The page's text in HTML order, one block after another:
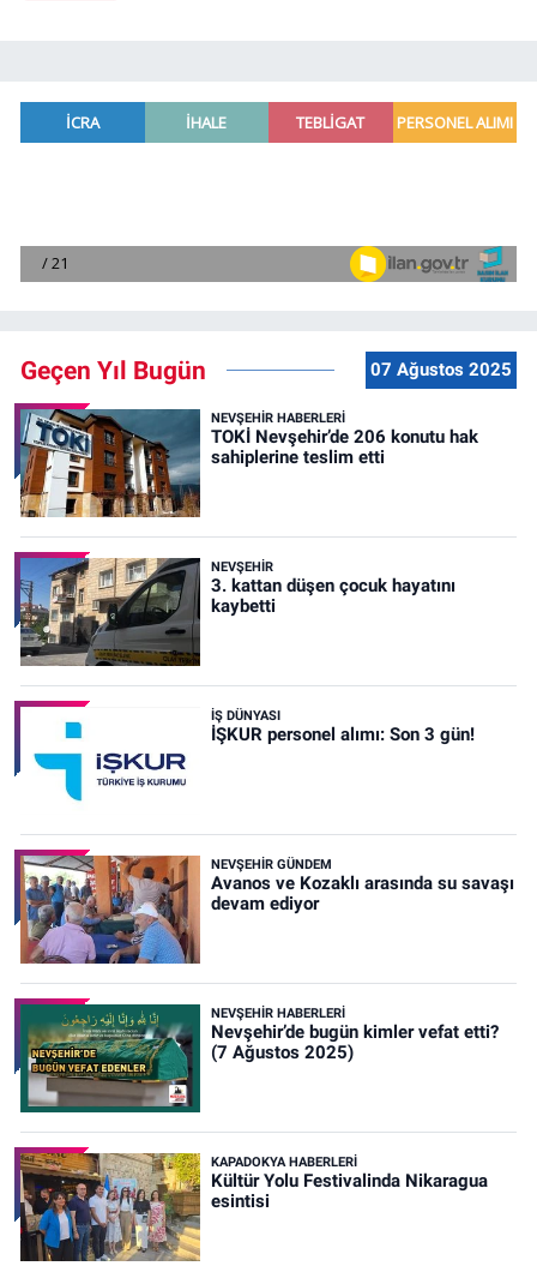
Geçen Yıl Bugün 07 Ağustos 2025
NEVŞEHIR HABERLERI
TOKİ Nevşehir’de 206 konutu hak
sahiplerine teslim etti
NEVŞEHIR
3. kattan düşen çocuk hayatını
kaybetti
İŞ DÜNYASI
İŞKUR personel alımı: Son 3 gün!
NEVŞEHIR GÜNDEM
Avanos ve Kozaklı arasında su savaşı
devam ediyor
NEVŞEHIR HABERLERI
Nevşehir’de bugün kimler vefat etti?
(7 Ağustos 2025)
KAPADOKYA HABERLERI
Kültür Yolu Festivalinda Nikaragua
esintisi